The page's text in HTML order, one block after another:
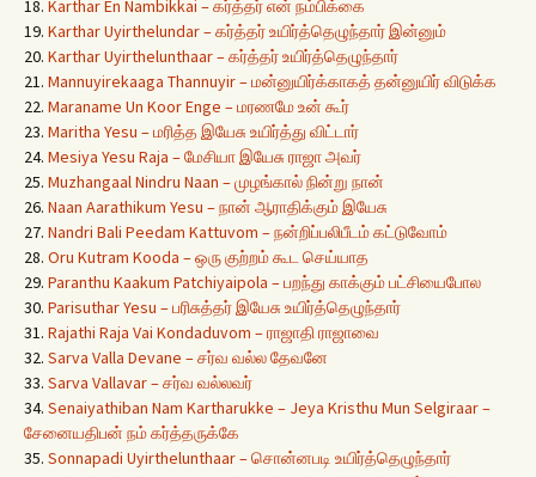
18. Karthar En Nambikkai – கர்த்தர் என் நம்பிக்கை
19. Karthar Uyirthelundar – கர்த்தர் உயிர்த்தெழுந்தார் இன்னும்
20. Karthar Uyirthelunthaar – கர்த்தர் உயிர்த்தெழுந்தார்
21. Mannuyirekaaga Thannuyir – மன்னுயிர்க்காகத் தன்னுயிர் விடுக்க
22. Maraname Un Koor Enge – மரணமே உன் கூர்
23. Maritha Yesu – மரித்த இயேசு உயிர்த்து விட்டார்
24. Mesiya Yesu Raja – மேசியா இயேசு ராஜா அவர்
25. Muzhangaal Nindru Naan – முழங்கால் நின்று நான்
26. Naan Aarathikum Yesu – நான் ஆராதிக்கும் இயேசு
27. Nandri Bali Peedam Kattuvom – நன்றிப்பலிபீடம் கட்டுவோம்
28. Oru Kutram Kooda – ஒரு குற்றம் கூட செய்யாத
29. Paranthu Kaakum Patchiyaipola – பறந்து காக்கும் பட்சியைபோல
30. Parisuthar Yesu – பரிசுத்தர் இயேசு உயிர்த்தெழுந்தார்
31. Rajathi Raja Vai Kondaduvom – ராஜாதி ராஜாவை
32. Sarva Valla Devane – சர்வ வல்ல தேவனே
33. Sarva Vallavar – சர்வ வல்லவர்
34. Senaiyathiban Nam Kartharukke – Jeya Kristhu Mun Selgiraar –
சேனையதிபன் நம் கர்த்தருக்கே
35. Sonnapadi Uyirthelunthaar – சொன்னபடி உயிர்த்தெழுந்தார்